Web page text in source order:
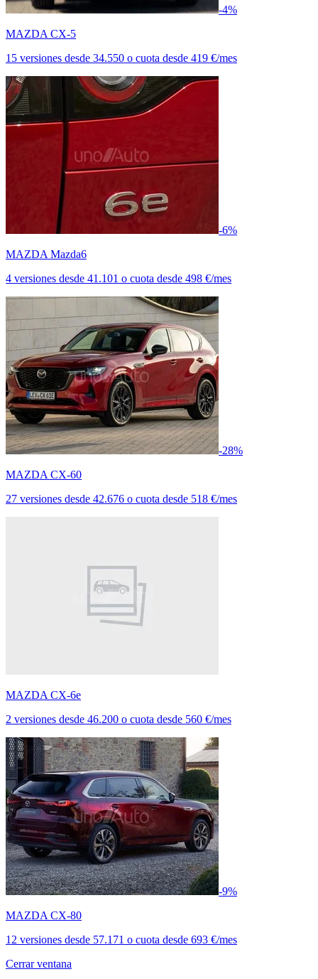
-4%
MAZDA CX-5
15 versiones desde 34.550 o cuota desde 419 €/mes
-6%
MAZDA Mazda6
4 versiones desde 41.101 o cuota desde 498 €/mes
-28%
MAZDA CX-60
27 versiones desde 42.676 o cuota desde 518 €/mes
MAZDA CX-6e
2 versiones desde 46.200 o cuota desde 560 €/mes
-9%
MAZDA CX-80
12 versiones desde 57.171 o cuota desde 693 €/mes
Cerrar ventana